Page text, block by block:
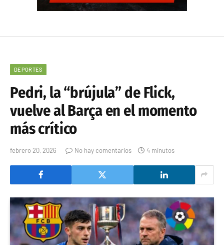
DEPORTES
Pedri, la “brújula” de Flick,
vuelve al Barça en el momento
más crítico
febrero 20, 2026 No hay comentarios 4 minutos